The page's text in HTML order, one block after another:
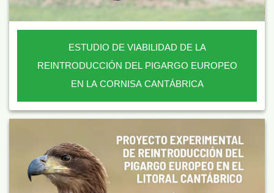
ESTUDIO DE VIABILIDAD DE LA
REINTRODUCCIÓN DEL PIGARGO EUROPEO
EN LA CORNISA CANTÁBRICA